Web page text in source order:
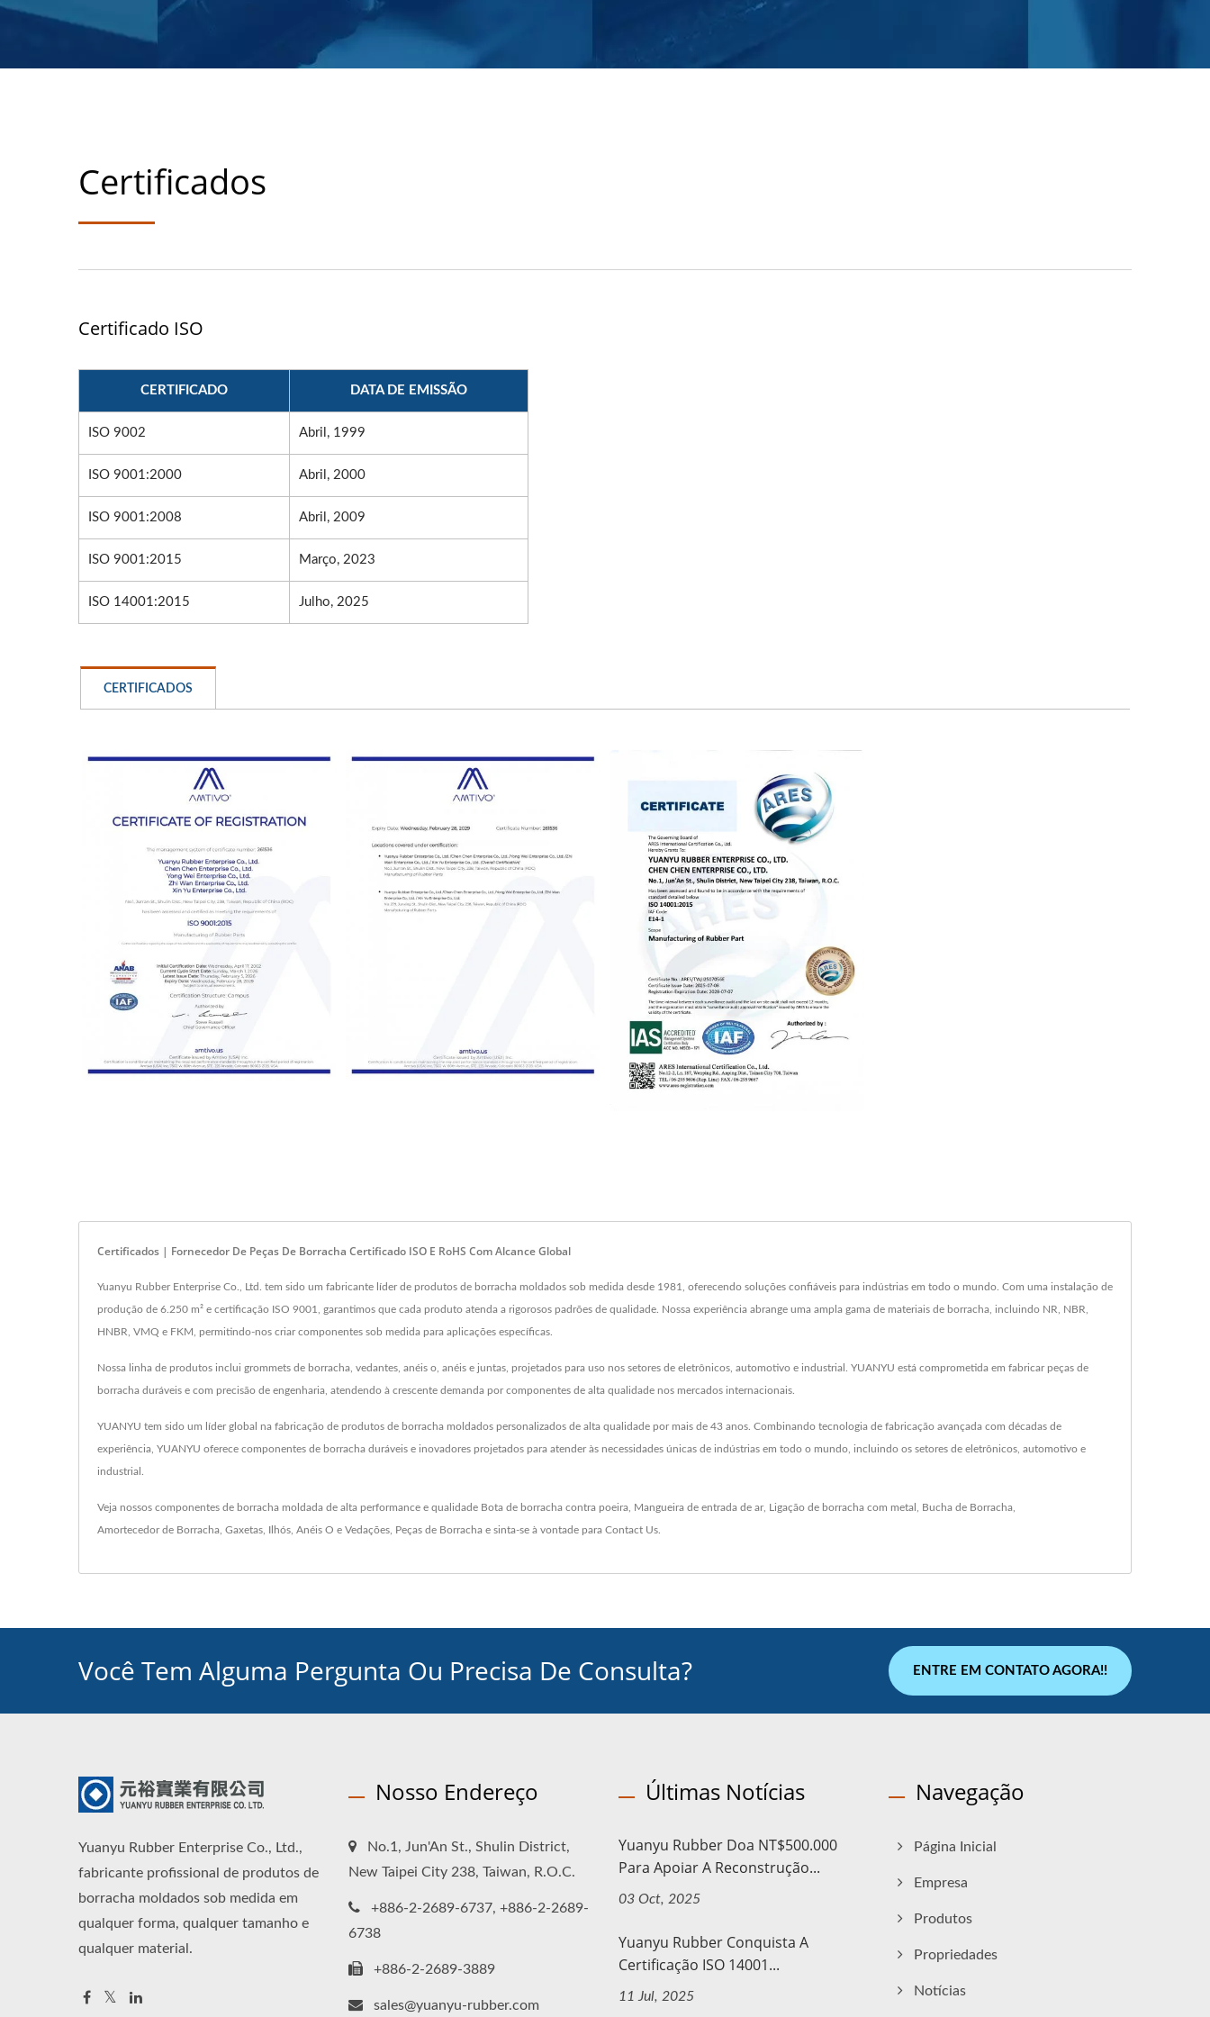
Certificados
Certificado ISO
CERTIFICADO DATA DE EMISSÃO
ISO 9002 Abril, 1999
ISO 9001:2000 Abril, 2000
ISO 9001:2008 Abril, 2009
ISO 9001:2015 Março, 2023
ISO 14001:2015 Julho, 2025
CERTIFICADOS
Certificados | Fornecedor De Peças De Borracha Certificado ISO E RoHS Com Alcance Global
Yuanyu Rubber Enterprise Co., Ltd. tem sido um fabricante líder de produtos de borracha moldados sob medida desde 1981, oferecendo soluções confiáveis para indústrias em todo o mundo. Com uma instalação de
produção de 6.250 m² e certificação ISO 9001, garantimos que cada produto atenda a rigorosos padrões de qualidade. Nossa experiência abrange uma ampla gama de materiais de borracha, incluindo NR, NBR,
HNBR, VMQ e FKM, permitindo-nos criar componentes sob medida para aplicações específicas.
Nossa linha de produtos inclui grommets de borracha, vedantes, anéis o, anéis e juntas, projetados para uso nos setores de eletrônicos, automotivo e industrial. YUANYU está comprometida em fabricar peças de
borracha duráveis e com precisão de engenharia, atendendo à crescente demanda por componentes de alta qualidade nos mercados internacionais.
YUANYU tem sido um líder global na fabricação de produtos de borracha moldados personalizados de alta qualidade por mais de 43 anos. Combinando tecnologia de fabricação avançada com décadas de
experiência, YUANYU oferece componentes de borracha duráveis e inovadores projetados para atender às necessidades únicas de indústrias em todo o mundo, incluindo os setores de eletrônicos, automotivo e
industrial.
Veja nossos componentes de borracha moldada de alta performance e qualidade Bota de borracha contra poeira Mangueira de entrada de ar, Ligação de borracha com metal Bucha de Borracha
Amortecedor de Borracha Gaxetas Ilhós Anéis O e Vedações Peças de Borracha e sinta-se à vontade para Contact Us
Você Tem Alguma Pergunta Ou Precisa De Consulta? ENTRE EM CONTATO AGORA!!
Yuanyu Rubber Enterprise Co., Ltd.,
fabricante profissional de produtos de
borracha moldados sob medida em
qualquer forma, qualquer tamanho e
qualquer material.
Nosso Endereço
No.1, Jun'An St., Shulin District,
New Taipei City 238, Taiwan, R.O.C.
+886-2-2689-6737, +886-2-2689-
6738
+886-2-2689-3889
sales@yuanyu-rubber.com
Últimas Notícias
Yuanyu Rubber Doa NT$500.000
Para Apoiar A Reconstrução...
03 Oct, 2025
Yuanyu Rubber Conquista A
Certificação ISO 14001...
11 Jul, 2025
Navegação
Página Inicial
Empresa
Produtos
Propriedades
Notícias